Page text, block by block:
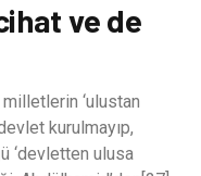
ve de
milletlerin ‘ulustan
kurulmayıp,
‘devletten ulusa